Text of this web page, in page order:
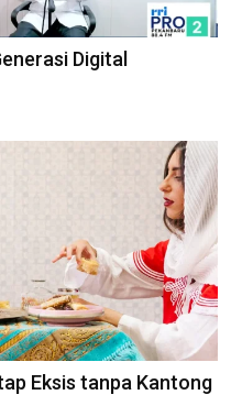
Digital
Eksis tanpa Kantong